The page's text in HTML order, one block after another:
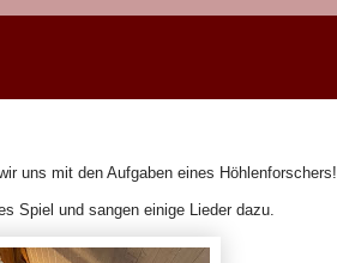
uns mit den Aufgaben eines Höhlenforschers!
Spiel und sangen einige Lieder dazu.